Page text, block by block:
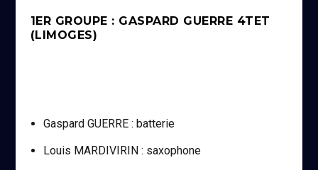
1ER GROUPE : GASPARD GUERRE 4TET
(LIMOGES)
Gaspard GUERRE : batterie
Louis MARDIVIRIN : saxophone